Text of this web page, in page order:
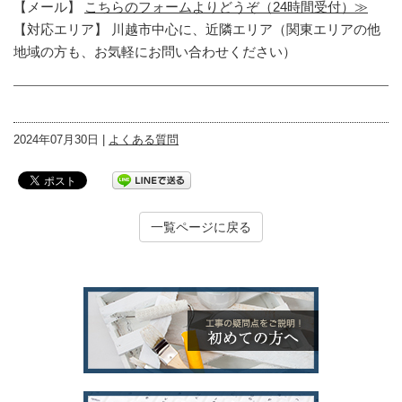
【メール】
こちらのフォームよりどうぞ（24時間受付）≫
【対応エリア】 川越市中心に、近隣エリア（関東エリアの他
地域の方も、お気軽にお問い合わせください）
2024年07月30日 | よくある質問
一覧ページに戻る